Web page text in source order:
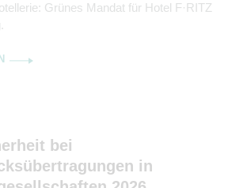
Grünes Mandat für Hotel F·RITZ
bei
in